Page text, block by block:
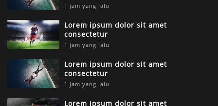
1 jam yang lalu
Lorem ipsum dolor sit amet
consectetur
1 jam yang lalu
Lorem ipsum dolor sit amet
consectetur
1 jam yang lalu
Lorem ipsum dolor sit amet